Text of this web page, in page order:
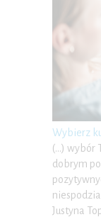
Wybierz
(…) wybór
dobrym
Justyna